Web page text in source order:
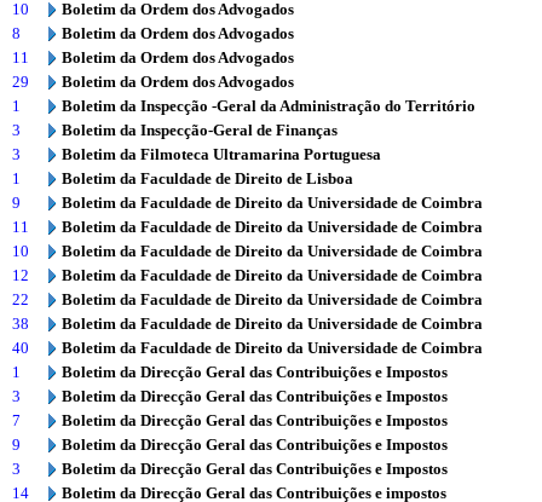
10
Boletim da Ordem dos Advogados
8
Boletim da Ordem dos Advogados
11
Boletim da Ordem dos Advogados
29
Boletim da Ordem dos Advogados
1
Boletim da Inspecção -Geral da Administração do Território
3
Boletim da Inspecção-Geral de Finanças
3
Boletim da Filmoteca Ultramarina Portuguesa
1
Boletim da Faculdade de Direito de Lisboa
9
Boletim da Faculdade de Direito da Universidade de Coimbra
11
Boletim da Faculdade de Direito da Universidade de Coimbra
10
Boletim da Faculdade de Direito da Universidade de Coimbra
12
Boletim da Faculdade de Direito da Universidade de Coimbra
22
Boletim da Faculdade de Direito da Universidade de Coimbra
38
Boletim da Faculdade de Direito da Universidade de Coimbra
40
Boletim da Faculdade de Direito da Universidade de Coimbra
1
Boletim da Direcção Geral das Contribuições e Impostos
3
Boletim da Direcção Geral das Contribuições e Impostos
7
Boletim da Direcção Geral das Contribuições e Impostos
9
Boletim da Direcção Geral das Contribuições e Impostos
3
Boletim da Direcção Geral das Contribuições e Impostos
14
Boletim da Direcção Geral das Contribuições e impostos